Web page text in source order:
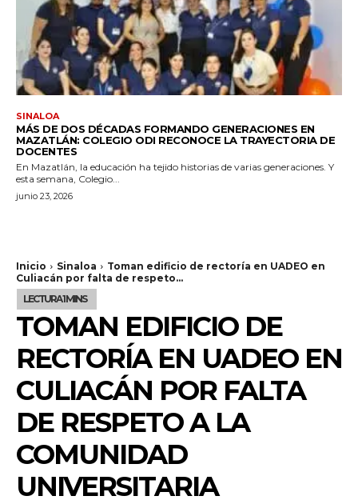
SINALOA
MÁS DE DOS DÉCADAS FORMANDO GENERACIONES EN
MAZATLÁN: COLEGIO ODI RECONOCE LA TRAYECTORIA DE
DOCENTES
En Mazatlán, la educación ha tejido historias de varias generaciones. Y
esta semana, Colegio...
junio 23, 2026